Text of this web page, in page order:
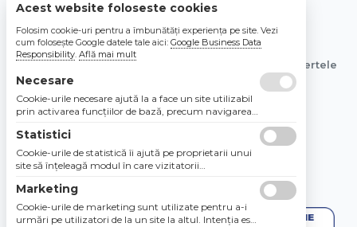
© 2026 Bebe Nou Online Store SRL
Toate preturile sunt exprimate in lei si includ tva. Ofertele
sunt valabile in limita stocului disponibil.
Acest website foloseste cookies
Folosim cookie-uri pentru a îmbunătăți experiența pe site. Vezi
cum folosește Google datele tale aici: Google Business Data
Responsibility. Află mai mult
Necesare
Cookie-urile necesare ajută la a face un site utilizabil
prin activarea funcţiilor de bază, precum navigarea
Site-ul nu poate funcţiona corespunzător fără aceste
cookie-uri.
Statistici
Cookie-urile de statistică îi ajută pe proprietarii unui
site să înţeleagă modul în care vizitatorii
raportarea informaţiilor în mod anonim.
Marketing
Cookie-urile de marketing sunt utilizate pentru a-i
urmări pe utilizatori de la un site la altul. Intenţia este